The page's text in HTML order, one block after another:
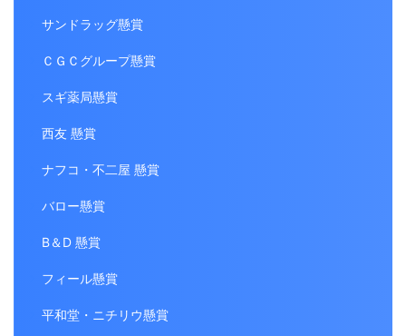
サンドラッグ懸賞
ＣＧＣグループ懸賞
スギ薬局懸賞
西友 懸賞
ナフコ・不二屋 懸賞
バロー懸賞
B＆D 懸賞
フィール懸賞
平和堂・ニチリウ懸賞